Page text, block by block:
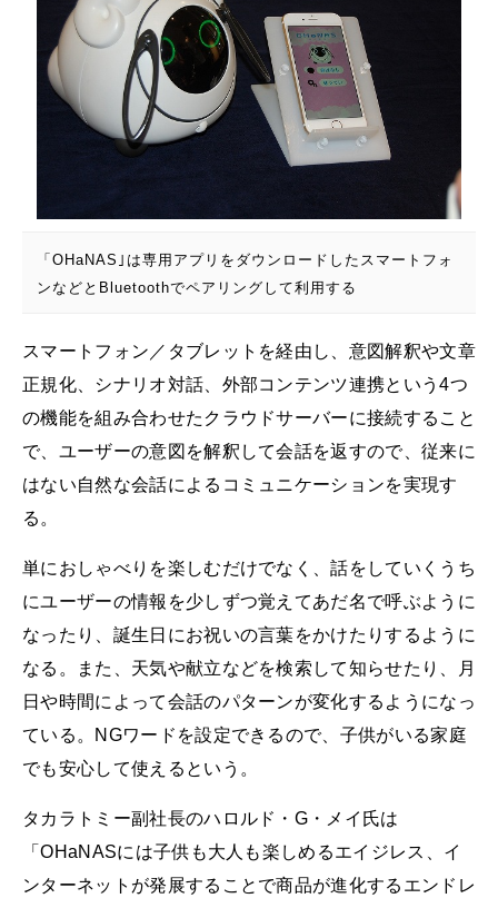
「OHaNAS｣は専用アプリをダウンロードしたスマートフォ
ンなどとBluetoothでペアリングして利用する
スマートフォン／タブレットを経由し、意図解釈や文章
正規化、シナリオ対話、外部コンテンツ連携という4つ
の機能を組み合わせたクラウドサーバーに接続すること
で、ユーザーの意図を解釈して会話を返すので、従来に
はない自然な会話によるコミュニケーションを実現す
る。
単におしゃべりを楽しむだけでなく、話をしていくうち
にユーザーの情報を少しずつ覚えてあだ名で呼ぶように
なったり、誕生日にお祝いの言葉をかけたりするように
なる。また、天気や献立などを検索して知らせたり、月
日や時間によって会話のパターンが変化するようになっ
ている。NGワードを設定できるので、子供がいる家庭
でも安心して使えるという。
タカラトミー副社長のハロルド・G・メイ氏は
「OHaNASには子供も大人も楽しめるエイジレス、イ
ンターネットが発展することで商品が進化するエンドレ